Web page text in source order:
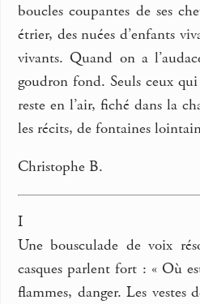
boucles coupantes de ses
étrier, des nuées d’enfants
vivants. Quand on a
goudron fond. Seuls ceux
reste en l’air, fiché dans la
les récits, de fontaines
Christophe B.
I
Une bousculade de voix
casques parlent fort : « Où
flammes, danger. Les